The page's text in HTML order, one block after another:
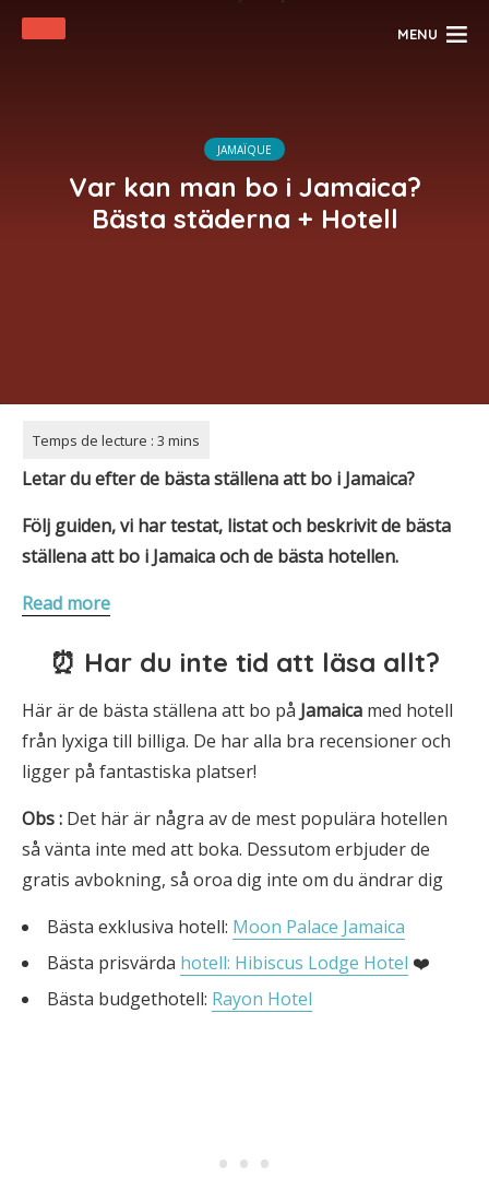
MENU
JAMAÏQUE
Var kan man bo i Jamaica?
Bästa städerna + Hotell
Letar du efter de bästa ställena att bo i Jamaica?
Följ guiden, vi har testat, listat och beskrivit de bästa
ställena att bo i Jamaicaoch de bästa hotellen.
Read more
⏰ Har du inte tid att läsa allt?
Här är de bästa ställena att bo på Jamaica med hotell
från lyxiga till billiga. De har alla bra recensioner och
ligger på fantastiska platser!
Obs: Det här är några av de mest populära hotellen
så vänta inte med att boka. Dessutom erbjuder de
gratis avbokning, så oroa dig inte om du ändrar dig
Bästa exklusiva hotell: Moon Palace Jamaica
Bästa prisvärda hotell: Hibiscus Lodge Hotel ❤️
Bästa budgethotell: Rayon Hotel